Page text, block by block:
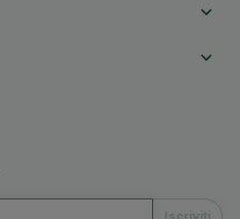

